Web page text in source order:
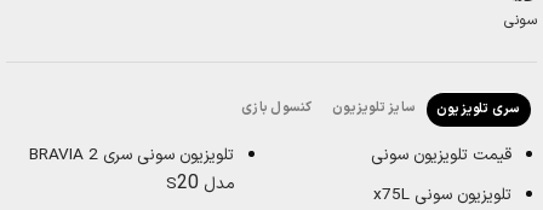
سری تلویزیون سایز تلویزیون کنسول بازی
قیمت تلویزیون سونی
تلویزیون سونی x75L
تلویزیون سونی سری BRAVIA 2
مدل S 20